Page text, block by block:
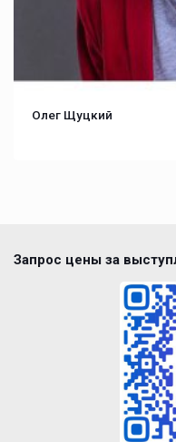
Олег Щуцкий
Запрос цены за